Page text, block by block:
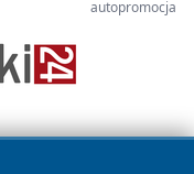
autopromocja